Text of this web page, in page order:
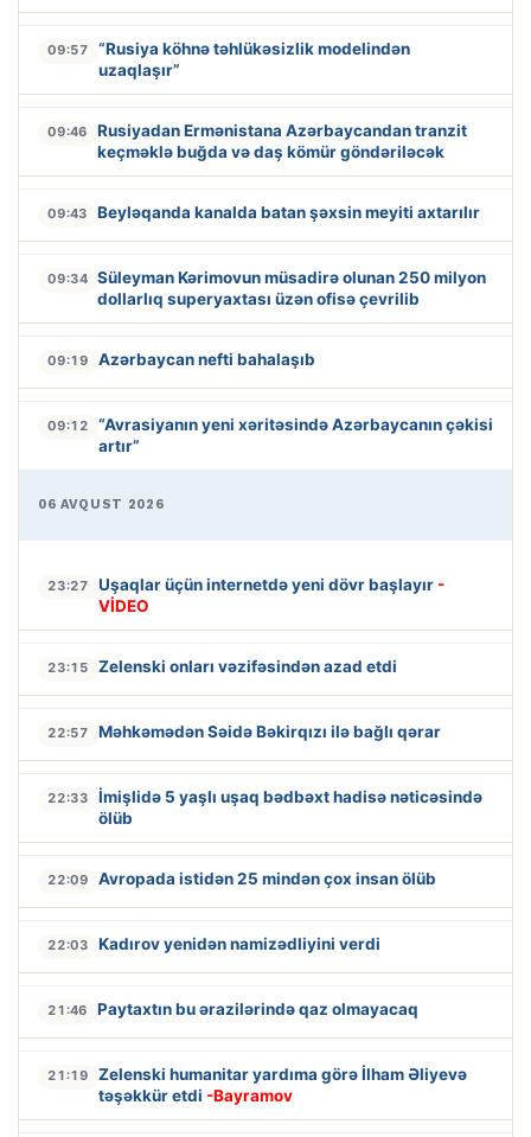
09:57
“Rusiya köhnə təhlükəsizlik modelindən
uzaqlaşır”
09:46
Rusiyadan Ermənistana Azərbaycandan tranzit
keçməklə buğda və daş kömür göndəriləcək
09:43 Beyləqanda kanalda batan şəxsin meyiti axtarılır
09:34 Süleyman Kərimovun müsadirə olunan 250 milyon
dollarlıq superyaxtası üzən ofisə çevrilib
09:19 Azərbaycan nefti bahalaşıb
09:12
“Avrasiyanın yeni xəritəsində Azərbaycanın çəkisi
artır”
06 AVQUST 2026
23:27 Uşaqlar üçün internetdə yeni dövr başlayır -
VİDEO
23:15 Zelenski onları vəzifəsindən azad etdi
22:57 Məhkəmədən Səidə Bəkirqızı ilə bağlı qərar
22:33
İmişlidə 5 yaşlı uşaq bədbəxt hadisə nəticəsində
ölüb
22:09 Avropada istidən 25 mindən çox insan ölüb
22:03 Kadırov yenidən namizədliyini verdi
21:46 Paytaxtın bu ərazilərində qaz olmayacaq
21:19
Zelenski humanitar yardıma görə İlham Əliyevə
təşəkkür etdi -Bayramov